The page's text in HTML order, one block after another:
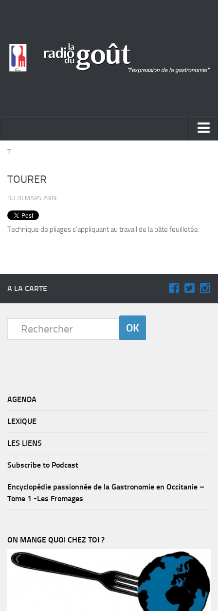
ACTUALITÉ
PRODUITS
Plats
Desserts
Sauces
T
TOURER
DU 20 MARS 2009
Technique de pliages s’appliquant au travail de la pâte feuilletée.
A LA CARTE
AGENDA
LEXIQUE
LES LIENS
Subscribe to Podcast
Encyclopédie passionnée de la Gastronomie en Occitanie –
Tome 1 -Les Fromages
ON MANGE QUOI CHEZ TOI ?